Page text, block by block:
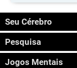
Seu Cérebro
Pesquisa
Jogos Mentais